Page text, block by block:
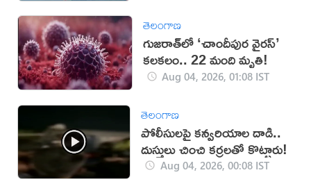
తెలంగాణ
గుజరాత్‌లో ‘చాందీపుర వైరస్’
కలకలం.. 22 మంది మృతి!
Aug 04, 2026, 01:08 IST
తెలంగాణ
పోలీసులపై కన్వరియాల దాడి..
దుస్తులు చించి కర్రలతో కొట్టారు!
Aug 04, 2026, 00:08 IST